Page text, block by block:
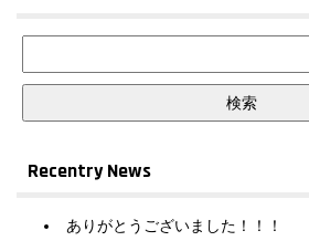
Recentry News
ありがとうございました！！！